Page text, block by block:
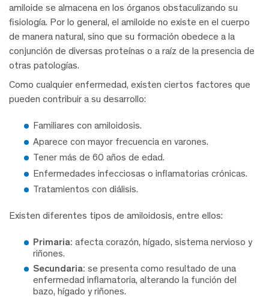
amiloide se almacena en los órganos obstaculizando su
fisiología. Por lo general, el amiloide no existe en el cuerpo
de manera natural, sino que su formación obedece a la
conjunción de diversas proteínas o a raíz de la presencia de
otras patologías.
Como cualquier enfermedad, existen ciertos factores que
pueden contribuir a su desarrollo:
Familiares con amiloidosis.
Aparece con mayor frecuencia en varones.
Tener más de 60 años de edad.
Enfermedades infecciosas o inflamatorias crónicas.
Tratamientos con diálisis.
Existen diferentes tipos de amiloidosis, entre ellos:
Primaria: afecta corazón, hígado, sistema nervioso y
riñones.
Secundaria: se presenta como resultado de una
enfermedad inflamatoria, alterando la función del
bazo, hígado y riñones.